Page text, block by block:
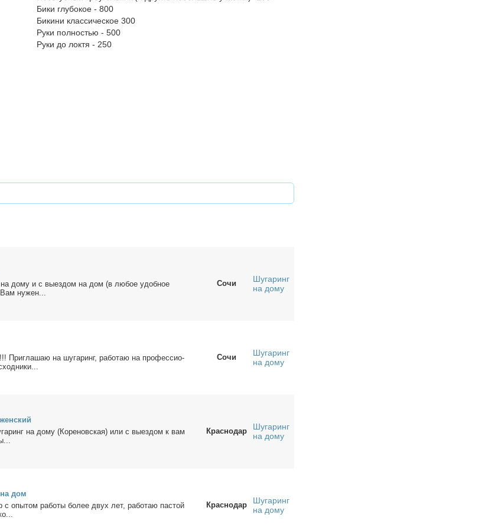
Бики глубокое - 800
Бикини классическое 300
Руки полностью - 500
Руки до локтя - 250
и с вы­ез­дом на дом (в лю­бое удоб­ное
ну­жен...
Сочи
Шугаринг
на дому
При­гла­шаю на шу­га­ринг, ра­бо­таю на про­фес­сио­
Сочи
Шугаринг
на дому
на до­му (Ко­ре­нов­ская) или с вы­ез­дом к вам
Краснодар
Шугаринг
на дому
дом
с опы­том ра­бо­ты бо­лее двух лет, ра­бо­таю пас­той
Краснодар
Шугаринг
на дому